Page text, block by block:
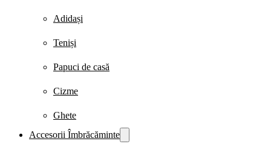
Adidași
Teniși
Papuci de casă
Cizme
Ghete
Accesorii Îmbrăcăminte